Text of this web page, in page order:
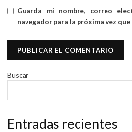
Guarda mi nombre, correo
navegador para la próxima vez
Buscar
Entradas recientes